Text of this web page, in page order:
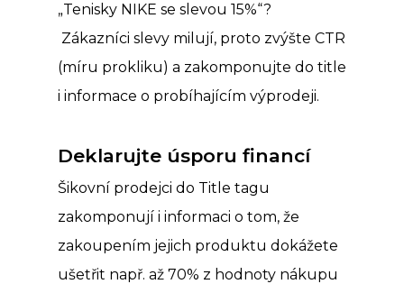
„Tenisky NIKE se slevou 15%“?
Zákazníci slevy milují, proto zvýšte CTR
(míru prokliku) a zakomponujte do title
i informace o probíhajícím výprodeji.
Deklarujte úsporu financí
Šikovní prodejci do Title tagu
zakomponují i informaci o tom, že
zakoupením jejich produktu dokážete
ušetřit např. až 70% z hodnoty nákupu